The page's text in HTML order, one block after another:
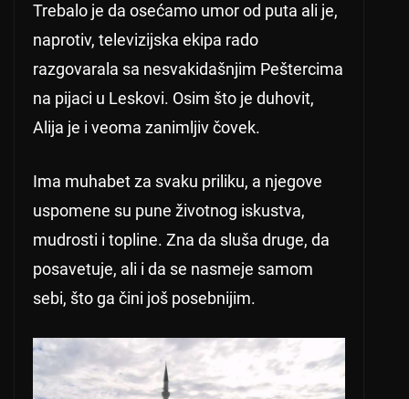
Trebalo je da osećamo umor od puta ali je,
naprotiv, televizijska ekipa rado
razgovarala sa nesvakidašnjim Peštercima
na pijaci u Leskovi. Osim što je duhovit,
Alija je i veoma zanimljiv čovek.
Ima muhabet za svaku priliku, a njegove
uspomene su pune životnog iskustva,
mudrosti i topline. Zna da sluša druge, da
posavetuje, ali i da se nasmeje samom
sebi, što ga čini još posebnijim.